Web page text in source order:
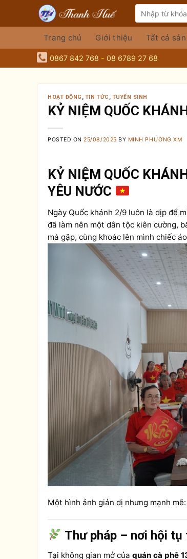
content
kiếm:
Trang chủ Giới thiệu Tất cả
0867 842 768 - 08 6789 27 68
HOẠT ĐỘNG ,TIN TỨC ,TUYỂN SINH
KỶ NIỆM QUỐC
POSTED ON25/08/2025 BY MINH PHƯƠNG XM
KỶ NIỆM QUỐC
YÊU NƯỚC
Ngày Quốc khánh 2/9 luôn là dịp để
đã làm nên một dân tộc kiên cường,
mà gặp, cùng khoác lên mình chiếc
Một hình ảnh giản dị nhưng mạnh mẽ:
Thư pháp – nơi hội
Tại không gian mở của quán cà phê